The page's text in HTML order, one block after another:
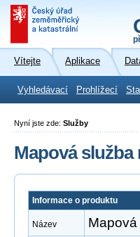
Vítejte Aplikace
Vyhledávací Prohlížecí
Nyní jste zde: Služby
Mapová služba
Informace o produktu
Název